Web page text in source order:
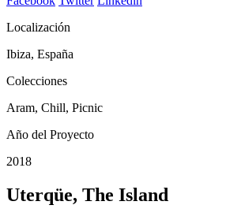
Localización
Ibiza, España
Colecciones
Aram, Chill, Picnic
Año del Proyecto
2018
Uterqüe, The Island